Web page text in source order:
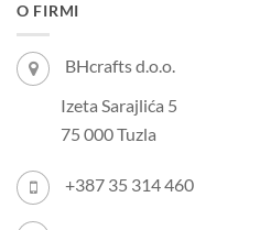
O FIRMI
BHcrafts d.o.o.
Izeta Sarajlića 5
75 000 Tuzla
+387 35 314 460